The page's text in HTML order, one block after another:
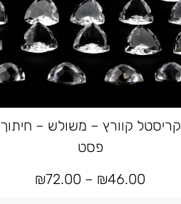
קריסטל קוורץ – משולש – חיתוך
פסט
₪46.00
–
₪72.00